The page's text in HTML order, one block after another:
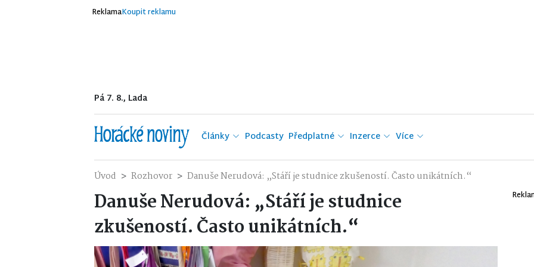
ReklamaKoupit reklamu
Pá 7. 8., Lada
Články Podcasty Předplatné Inzerce Více
Úvod Rozhovor Danuše Nerudová: „Stáří je studnice zkušeností. Často unikátních.“
Danuše Nerudová: „Stáří je studnice
zkušeností. Často unikátních.“